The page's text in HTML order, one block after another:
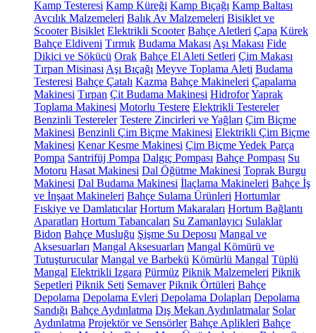
Kamp Testeresi Kamp Küreği Kamp Bıçağı Kamp Baltası
Avcılık Malzemeleri Balık Av Malzemeleri Bisiklet ve
Scooter Bisiklet Elektrikli Scooter Bahçe Aletleri Çapa Kürek
Bahçe Eldiveni Tırmık Budama Makası Aşı Makası Fide
Dikici ve Sökücü Orak Bahçe El Aleti Setleri Çim Makası
Tırpan Misinası Aşı Bıçağı Meyve Toplama Aleti Budama
Testeresi Bahçe Çatalı Kazma Bahçe Makineleri Çapalama
Makinesi Tırpan Çit Budama Makinesi HidroforYaprak
Toplama Makinesi Motorlu Testere Elektrikli Testereler
Benzinli Testereler Testere Zincirleri ve Yağları Çim Biçme
Makinesi Benzinli Çim Biçme Makinesi Elektrikli Çim Biçme
Makinesi Kenar Kesme Makinesi Çim Biçme Yedek Parça
Pompa Santrifüj Pompa Dalgıç Pompası Bahçe Pompası Su
Motoru Hasat Makinesi Dal Öğütme Makinesi Toprak Burgu
Makinesi Dal Budama Makinesi İlaçlama Makineleri Bahçe İş
ve İnşaat Makineleri Bahçe Sulama Ürünleri Hortumlar
Fıskiye ve Damlatıcılar Hortum Makaraları Hortum Bağlantı
Aparatları Hortum Tabancaları Su Zamanlayıcı Sulaklar
Bidon Bahçe Musluğu Şişme Su Deposu Mangal ve
Aksesuarları Mangal Aksesuarları Mangal Kömürü ve
Tutuşturucular Mangal ve Barbekü Kömürlü Mangal Tüplü
Mangal Elektrikli Izgara Pürmüz Piknik Malzemeleri Piknik
Sepetleri Piknik Seti Semaver Piknik Örtüleri Bahçe
Depolama Depolama Evleri Depolama Dolapları Depolama
Sandığı Bahçe Aydınlatma Dış Mekan Aydınlatmalar Solar
Aydınlatma Projektör ve Sensörler Bahçe Aplikleri Bahçe